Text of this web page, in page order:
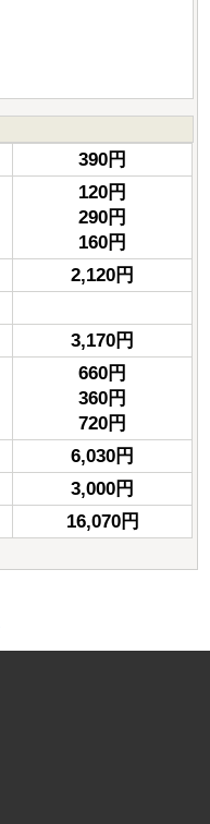
390円
120円
290円
160円
2,120円
3,170円
660円
360円
720円
6,030円
3,000円
16,070円